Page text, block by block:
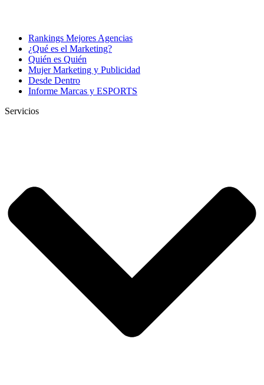
Rankings Mejores Agencias
¿Qué es el Marketing?
Quién es Quién
Mujer Marketing y Publicidad
Desde Dentro
Informe Marcas y ESPORTS
Servicios